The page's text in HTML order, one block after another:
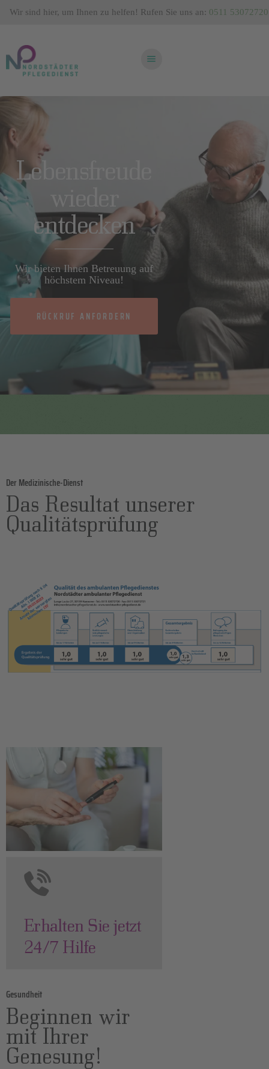
Wir sind hier, um Ihnen zu helfen! Rufen Sie uns an: 0511 53072720
STARTSEITE
Lebensfreude
entdecken
Wir bieten Ihnen Betreuung auf
höchstem Niveau!
RÜCKRUF ANFORDERN
Der Medizinische-Dienst
Das Resultat unserer
Qualitätsprüfung
Erhalten Sie jetzt
24/7 Hilfe
Gesundheit
Beginnen wir
mit Ihrer
Genesung!